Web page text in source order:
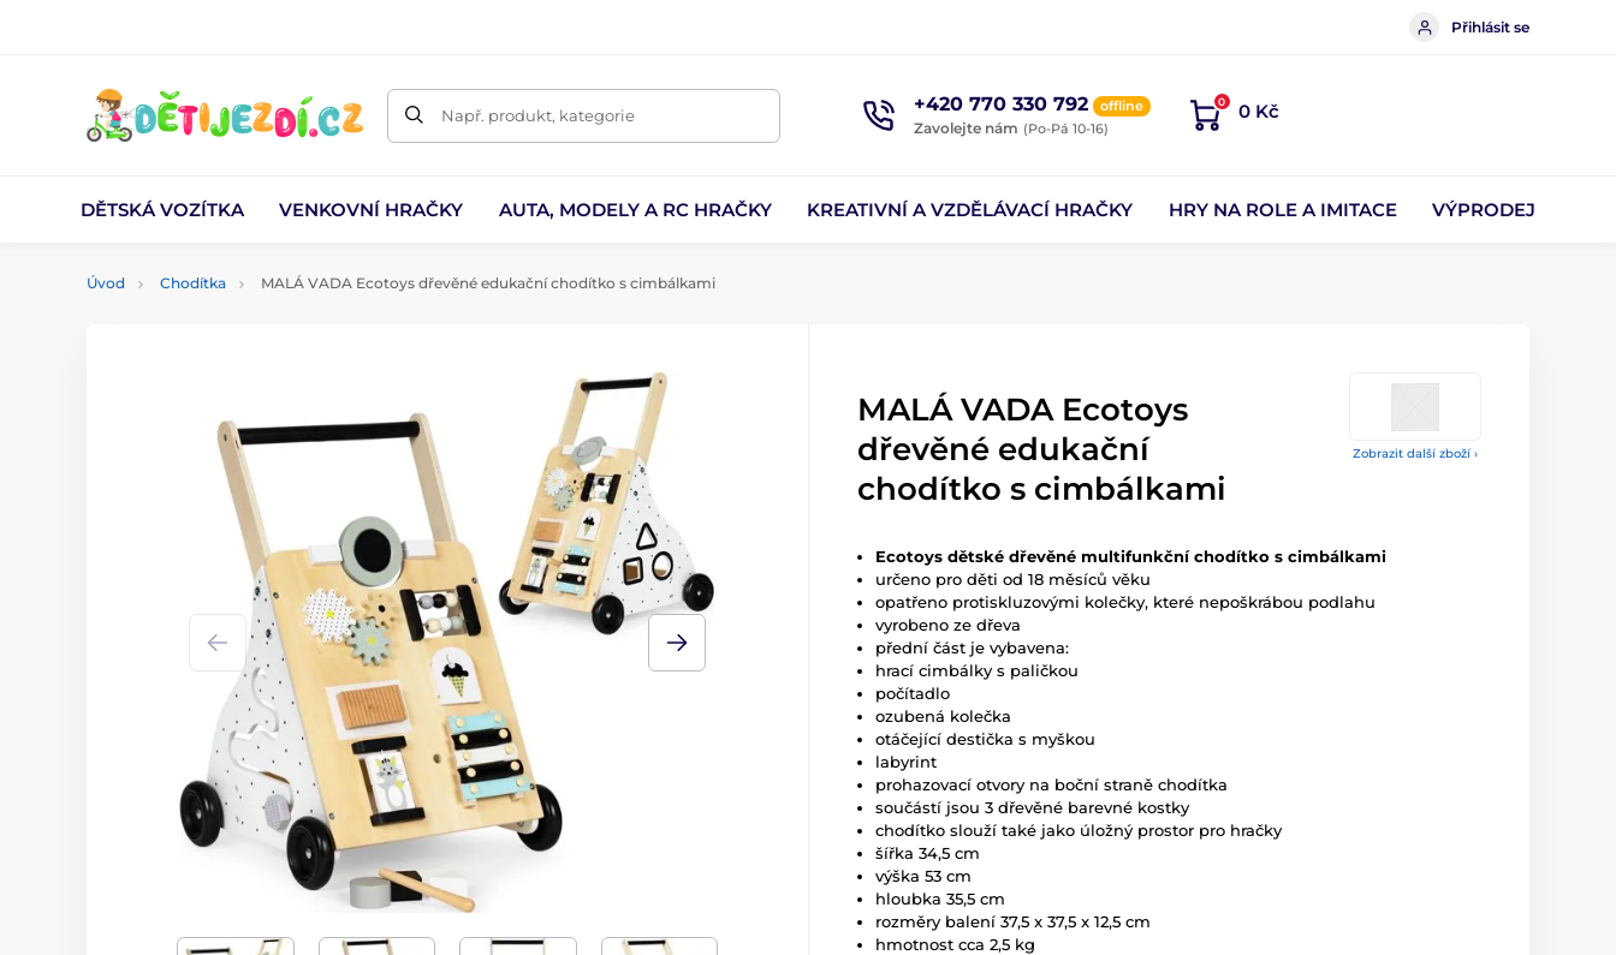
Přihlásit se
Např. produkt, kategorie +420 770 330 792 offline
Zavolejte nám (Po-Pá 10-16)
0 0 Kč
DĚTSKÁ VOZÍTKA VENKOVNÍ HRAČKY AUTA, MODELY A RC HRAČKY KREATIVNÍ A VZDĚLÁVACÍ HRAČKY HRY NA ROLE A IMITACE VÝPRODEJ
Úvod Chodítka MALÁ VADA Ecotoys dřevěné edukační chodítko s cimbálkami
Zobrazit další zboží ›
MALÁ VADA Ecotoys
dřevěné edukační
chodítko s cimbálkami
Ecotoys dětské dřevěné multifunkční chodítko s cimbálkami
určeno pro děti od 18 měsíců věku
opatřeno protiskluzovými kolečky, které nepoškrábou podlahu
vyrobeno ze dřeva
přední část je vybavena:
hrací cimbálky s paličkou
počítadlo
ozubená kolečka
otáčející destička s myškou
labyrint
prohazovací otvory na boční straně chodítka
součástí jsou 3 dřevěné barevné kostky
chodítko slouží také jako úložný prostor pro hračky
šířka 34,5 cm
výška 53 cm
hloubka 35,5 cm
rozměry balení 37,5 x 37,5 x 12,5 cm
hmotnost cca 2,5 kg